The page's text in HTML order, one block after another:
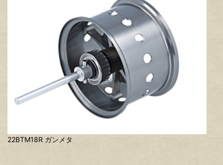
22BTM18R ガンメタ